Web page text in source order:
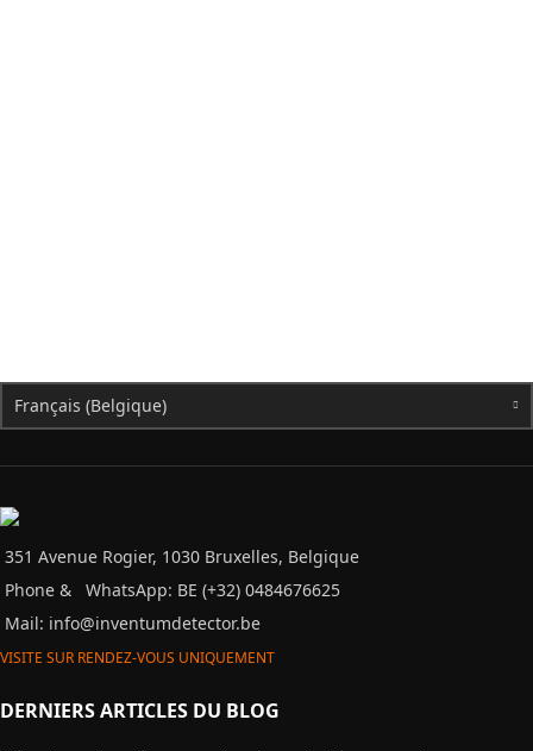
Français (Belgique)
351 Avenue Rogier, 1030 Bruxelles, Belgique
Phone &
WhatsApp: BE (+32) 0484676625
Mail: info@inventumdetector.be
VISITE SUR RENDEZ-VOUS UNIQUEMENT
DERNIERS ARTICLES DU BLOG